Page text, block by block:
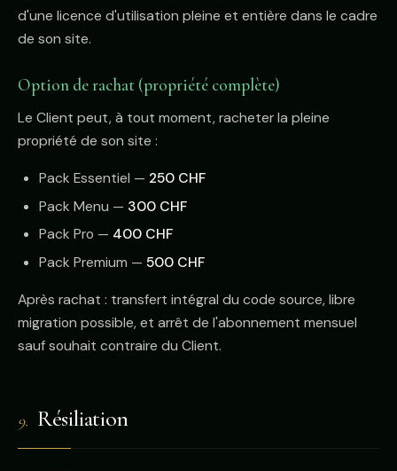
d'une licence d'utilisation pleine et entière dans le cadre
de son site.
Option de rachat (propriété complète)
Le Client peut, à tout moment, racheter la pleine
propriété de son site :
Pack Essentiel — 250 CHF
Pack Menu — 300 CHF
Pack Pro — 400 CHF
Pack Premium — 500 CHF
Après rachat : transfert intégral du code source, libre
migration possible, et arrêt de l'abonnement mensuel
sauf souhait contraire du Client.
9. Résiliation